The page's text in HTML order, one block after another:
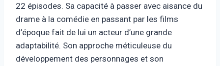
22 épisodes. Sa capacité à passer avec aisance du
drame à la comédie en passant par les films
d’époque fait de lui un acteur d’une grande
adaptabilité. Son approche méticuleuse du
développement des personnages et son